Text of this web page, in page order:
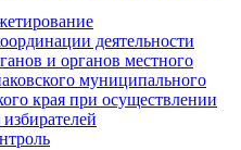
деятельности
и органов местного
муниципального
края при осуществлении